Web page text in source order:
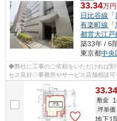
33.34万円
日比谷線 「
有楽町線 「
都営大江戸
築33年 / 6
東京都中央
◆弊社に工事のご依頼をいただければ
セス良好◇事務所やサービス店舗相談
合わせて物件のご提案が可能です◇お気
敷金
坪単価
地下1